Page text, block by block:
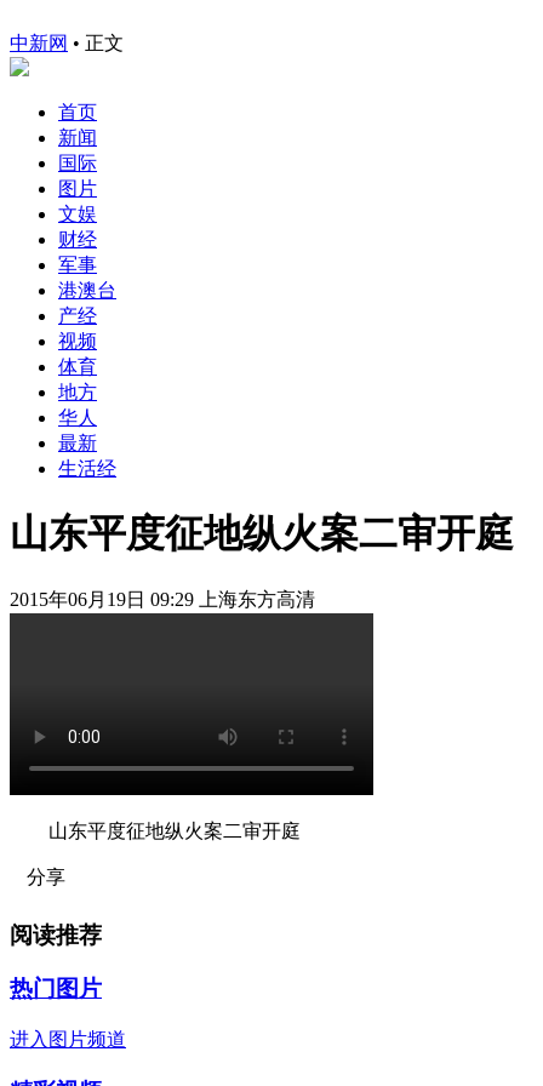
中新网 • 正文
首页
新闻
国际
图片
文娱
财经
军事
港澳台
产经
视频
体育
地方
华人
最新
生活经
山东平度征地纵火案二审开庭
2015年06月19日 09:29 上海东方高清
山东平度征地纵火案二审开庭
分享
阅读推荐
热门图片
进入图片频道